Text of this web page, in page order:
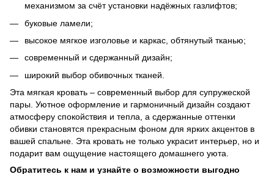
механизмом за счёт установки надёжных газлифтов;
буковые ламели;
высокое мягкое изголовье и каркас, обтянутый тканью;
современный и сдержанный дизайн;
широкий выбор обивочных тканей.
Эта мягкая кровать – современный выбор для супружеской
пары. Уютное оформление и гармоничный дизайн создают
атмосферу спокойствия и тепла, а сдержанные оттенки
обивки становятся прекрасным фоном для ярких акцентов в
вашей спальне. Эта кровать не только украсит интерьер, но и
подарит вам ощущение настоящего домашнего уюта.
Обратитесь к нам и узнайте о возможности выгодно